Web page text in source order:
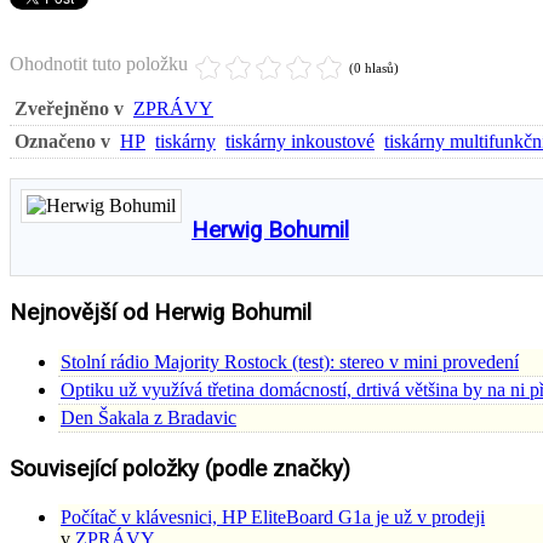
Ohodnotit tuto položku (0 hlasů)
Zveřejněno v ZPRÁVY
Označeno v HP tiskárny tiskárny inkoustové tiskárny
Herwig Bohumil
Nejnovější od Herwig Bohumil
Stolní rádio Majority Rostock (test): stereo v mini provedení
Optiku už využívá třetina domácností, drtivá většina by na ni
Den Šakala z Bradavic
Související položky (podle značky)
Počítač v klávesnici, HP EliteBoard G1a je už v prodeji